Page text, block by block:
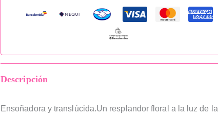
Descripción
Ensoñadora y translúcida.Un resplandor floral a la luz de la